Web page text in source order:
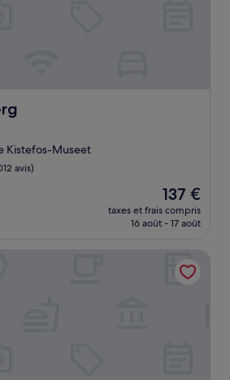
Kistefos-Museet
avis)
Le
nouveau
prix
de
137 €
137 €
taxes et frais compris
16 août - 17 août